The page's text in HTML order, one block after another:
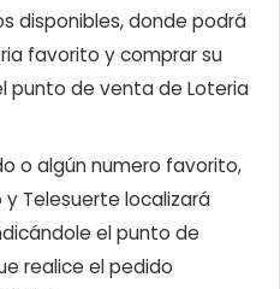
disponibles, donde podrá
favorito y comprar su
punto de venta de Loteria
o algún numero favorito,
Telesuerte localizará
el punto de
realice el pedido